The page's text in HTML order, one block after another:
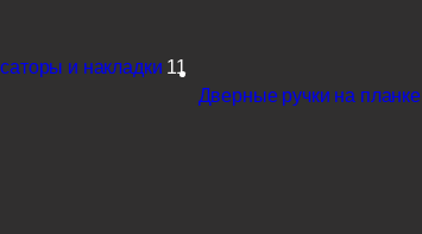
и накладки 11
Дверные ручки на планке